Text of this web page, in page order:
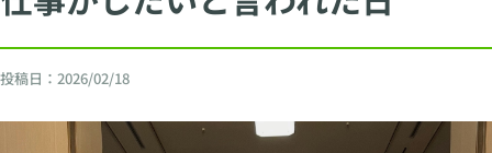
投稿日： 2026/02/18